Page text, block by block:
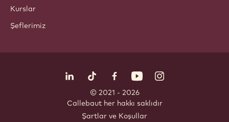
Kurslar
Şeflerimiz
LinkedIn Opens in a new window.
TikTok Opens in a new window.
Facebook Opens in a new
YouTubeInstagram
© 2021 - 2026
Callebaut. her hakkı saklıdır
Şartlar ve Koşullar